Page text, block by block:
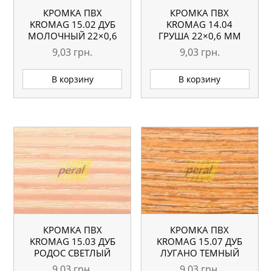
КРОМКА ПВХ
KROMAG 15.02 ДУБ
МОЛОЧНЫЙ 22×0,6
ММ
9,03 грн.
В корзину
КРОМКА ПВХ
KROMAG 14.04
ГРУША 22×0,6 ММ
9,03 грн.
В корзину
КРОМКА ПВХ
KROMAG 15.03 ДУБ
РОДОС СВЕТЛЫЙ
22×0,6 ММ
КРОМКА ПВХ
KROMAG 15.07 ДУБ
ЛУГАНО ТЕМНЫЙ
22×0,6 ММ